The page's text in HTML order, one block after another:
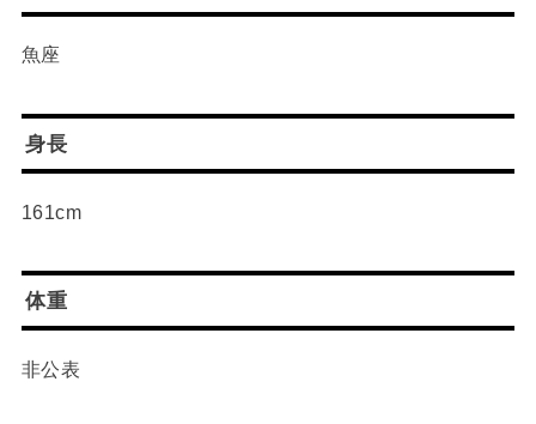
魚座
身長
161cm
体重
非公表